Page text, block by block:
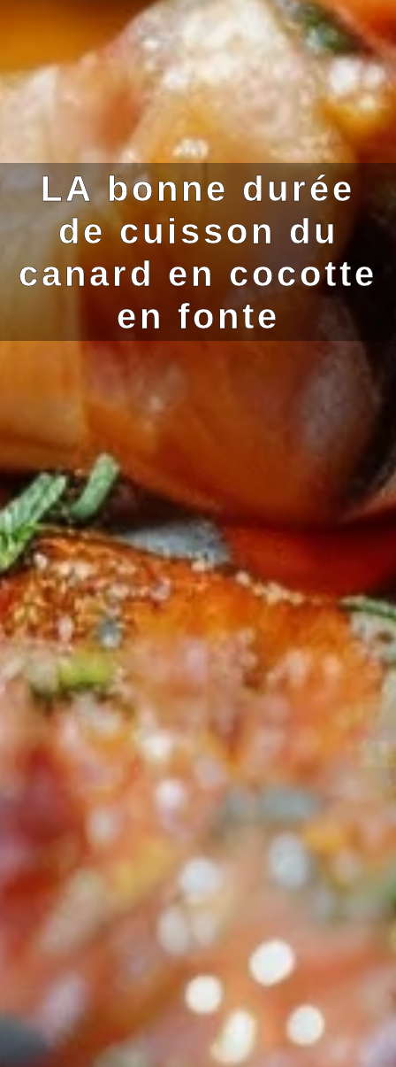
LA bonne durée
de cuisson du
canard en cocotte
en fonte